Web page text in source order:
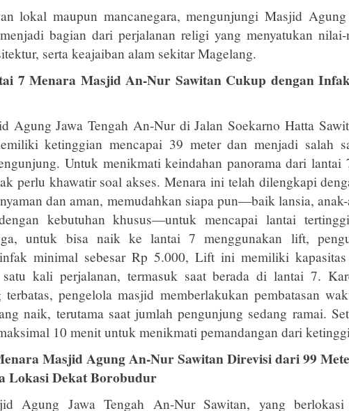
lokal maupun mancanegara, mengunjungi Masjid Agung
bagian dari perjalanan religi yang menyatukan
serta keajaiban alam sekitar Magelang.
7 Menara Masjid An-Nur Sawitan Cukup dengan
Agung Jawa Tengah An-Nur di Jalan Soekarno Hatta
ketinggian mencapai 39 meter dan menjadi salah
Untuk menikmati keindahan panorama dari lantai
perlu khawatir soal akses. Menara ini telah dilengkapi
dan aman, memudahkan siapa pun—baik lansia,
kebutuhan khusus—untuk mencapai lantai
untuk bisa naik ke lantai 7 menggunakan lift,
minimal sebesar Rp 5.000, Lift ini memiliki
kali perjalanan, termasuk saat berada di lantai 7.
terbatas, pengelola masjid memberlakukan pembatasan
naik, terutama saat jumlah pengunjung sedang ramai.
10 menit untuk menikmati pemandangan dari
Masjid Agung An-Nur Sawitan Direvisi dari 99
Lokasi Dekat Borobudur
Agung Jawa Tengah An-Nur Sawitan, yang